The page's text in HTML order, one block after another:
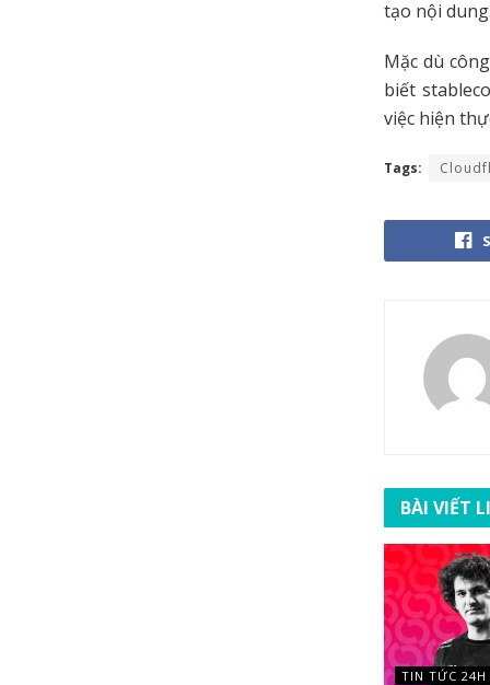
tạo nội
Mặc dù
biết
việc hiện
Tags:
BÀI VIẾT
TIN TỨC 24H